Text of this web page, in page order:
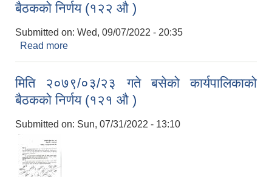
बैठकको निर्णय (१२२ औ )
Submitted on: Wed, 09/07/2022 - 20:35
Read more
मिति २०७९/०३/२३ गते बसेको कार्यपालिकाको
बैठकको निर्णय (१२१ औ )
Submitted on: Sun, 07/31/2022 - 13:10